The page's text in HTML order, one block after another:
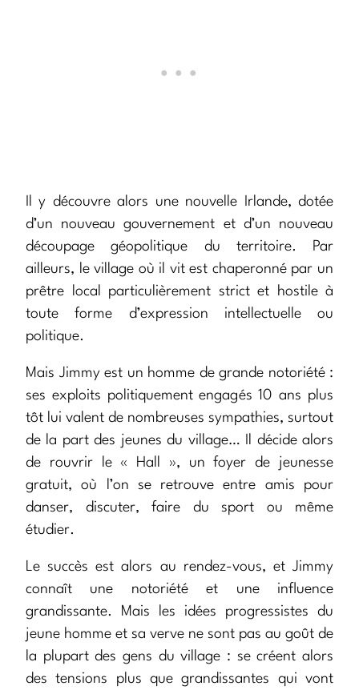
Il y découvre alors une nouvelle Irlande, dotée
d’un nouveau gouvernement et d’un nouveau
découpage géopolitique du territoire. Par
ailleurs, le village où il vit est chaperonné par un
prêtre local particulièrement strict et hostile à
toute forme d’expression intellectuelle ou
politique.
Mais Jimmy est un homme de grande notoriété :
ses exploits politiquement engagés 10 ans plus
tôt lui valent de nombreuses sympathies, surtout
de la part des jeunes du village… Il décide alors
de rouvrir le « Hall », un foyer de jeunesse
gratuit, où l’on se retrouve entre amis pour
danser, discuter, faire du sport ou même
étudier.
Le succès est alors au rendez-vous, et Jimmy
connaît une notoriété et une influence
grandissante. Mais les idées progressistes du
jeune homme et sa verve ne sont pas au goût de
la plupart des gens du village : se créent alors
des tensions plus que grandissantes qui vont